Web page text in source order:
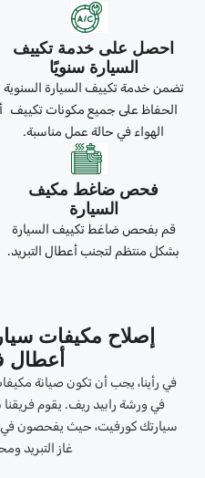
احصل على خدمة تكييف
السيارة سنويًا
تضمن خدمة تكييف السيارة السنوية
الحفاظ على جميع مكونات تكييف
الهواء في حالة عمل مناسبة.
فحص ضاغط مكيف
السيارة
قم بفحص ضاغط تكييف السيارة
بشكل منتظم لتجنب أعطال التبريد.
إصلاح مكيفات
أعطال
في رأينا، يجب أن تكون صيانة
في ورشة رابيد ريف. يقوم
سيارتك كورفيت، حيث يفحصون
غاز التبريد